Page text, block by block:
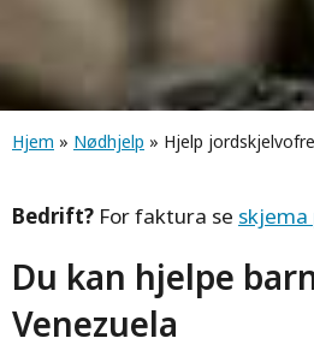
Navigasjonssti
Hjem » Nødhjelp » Hjelp
Bedrift? For faktura se skjema
Du kan hjelpe
Venezuela